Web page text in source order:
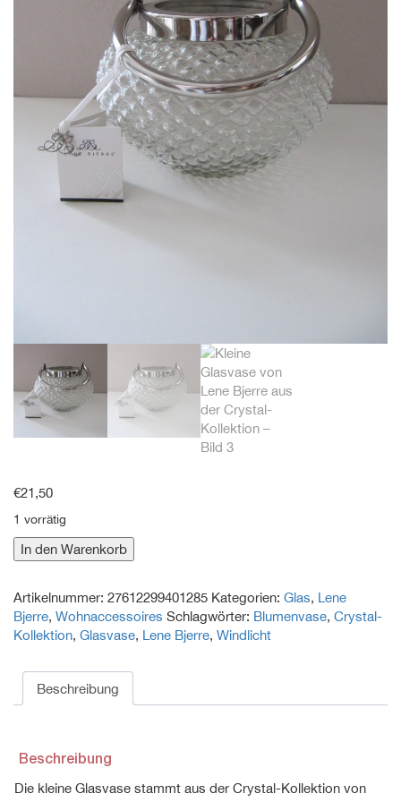
€21,50
1 vorrätig
Kleine
Glasvase
Lene
Bjerre
aus
Crystal-
Kollektion
In den Warenkorb
Artikelnummer: 27612299401285 Kategorien: Glas, Lene
Bjerre, Wohnaccessoires Schlagwörter: Blumenvase, Crystal-
Kollektion, Glasvase, Lene Bjerre, Windlicht
Beschreibung
Beschreibung
Die kleine Glasvase stammt aus der Crystal-Kollektion von